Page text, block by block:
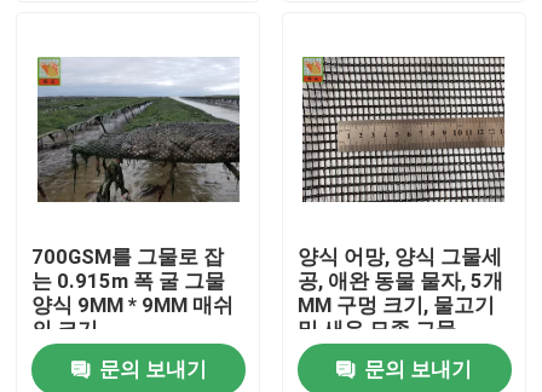
회사 소개
접촉
제품 소개
내밀린 플라스틱 그물세공
700GSM를 그물로 잡
는 0.915m 폭 굴 그물
양식 9MM * 9MM 매쉬
의 크기
문의 보내기
양식 어망, 양식 그물세
공, 애완 동물 물자, 5개
MM 구멍 크기, 물고기
및 새우 묘종 그물
문의 보내기